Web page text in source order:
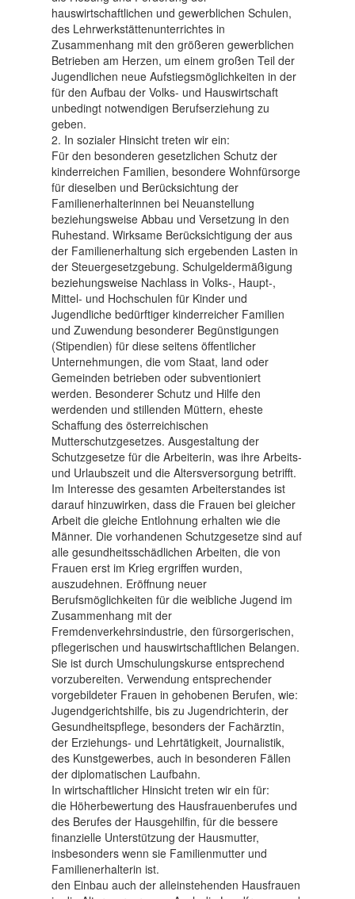
hauswirtschaftlichen und gewerblichen Schulen,
des Lehrwerkstättenunterrichtes in
Zusammenhang mit den größeren gewerblichen
Betrieben am Herzen, um einem großen Teil der
Jugendlichen neue Aufstiegsmöglichkeiten in der
für den Aufbau der Volks- und Hauswirtschaft
unbedingt notwendigen Berufserziehung zu
geben.
2. In sozialer Hinsicht treten wir ein:
Für den besonderen gesetzlichen Schutz der
kinderreichen Familien, besondere Wohnfürsorge
für dieselben und Berücksichtung der
Familienerhalterinnen bei Neuanstellung
beziehungsweise Abbau und Versetzung in den
Ruhestand. Wirksame Berücksichtigung der aus
der Familienerhaltung sich ergebenden Lasten in
der Steuergesetzgebung. Schulgeldermäßigung
beziehungsweise Nachlass in Volks-, Haupt-,
Mittel- und Hochschulen für Kinder und
Jugendliche bedürftiger kinderreicher Familien
und Zuwendung besonderer Begünstigungen
(Stipendien) für diese seitens öffentlicher
Unternehmungen, die vom Staat, land oder
Gemeinden betrieben oder subventioniert
werden. Besonderer Schutz und Hilfe den
werdenden und stillenden Müttern, eheste
Schaffung des österreichischen
Mutterschutzgesetzes. Ausgestaltung der
Schutzgesetze für die Arbeiterin, was ihre Arbeits-
und Urlaubszeit und die Altersversorgung betrifft.
Im Interesse des gesamten Arbeiterstandes ist
darauf hinzuwirken, dass die Frauen bei gleicher
Arbeit die gleiche Entlohnung erhalten wie die
Männer. Die vorhandenen Schutzgesetze sind auf
alle gesundheitsschädlichen Arbeiten, die von
Frauen erst im Krieg ergriffen wurden,
auszudehnen. Eröffnung neuer
Berufsmöglichkeiten für die weibliche Jugend im
Zusammenhang mit der
Fremdenverkehrsindustrie, den fürsorgerischen,
pflegerischen und hauswirtschaftlichen Belangen.
Sie ist durch Umschulungskurse entsprechend
vorzubereiten. Verwendung entsprechender
vorgebildeter Frauen in gehobenen Berufen, wie:
Jugendgerichtshilfe, bis zu Jugendrichterin, der
Gesundheitspflege, besonders der Fachärztin,
der Erziehungs- und Lehrtätigkeit, Journalistik,
des Kunstgewerbes, auch in besonderen Fällen
der diplomatischen Laufbahn.
In wirtschaftlicher Hinsicht treten wir ein für:
die Höherbewertung des Hausfrauenberufes und
des Berufes der Hausgehilfin, für die bessere
finanzielle Unterstützung der Hausmutter,
insbesonders wenn sie Familienmutter und
Familienerhalterin ist.
den Einbau auch der alleinstehenden Hausfrauen